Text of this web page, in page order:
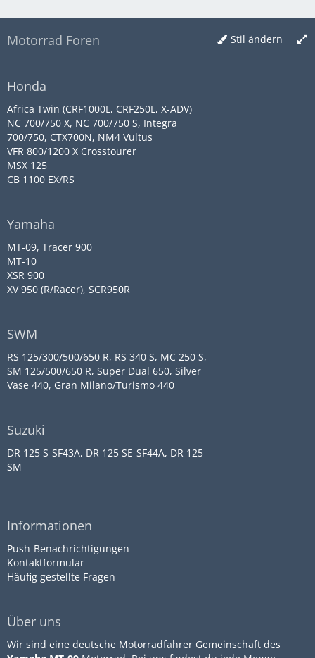
Stil ändern
Motorrad Foren
Honda
Africa Twin (CRF1000L, CRF250L, X-ADV)
NC 700/750 X, NC 700/750 S, Integra
700/750, CTX700N, NM4 Vultus
VFR 800/1200 X Crosstourer
MSX 125
CB 1100 EX/RS
Yamaha
MT-09, Tracer 900
MT-10
XSR 900
XV 950 (R/Racer), SCR950R
SWM
RS 125/300/500/650 R, RS 340 S, MC 250 S,
SM 125/500/650 R, Super Dual 650, Silver
Vase 440, Gran Milano/Turismo 440
Suzuki
DR 125 S-SF43A, DR 125 SE-SF44A, DR 125
SM
Informationen
Push-Benachrichtigungen
Kontaktformular
Häufig gestellte Fragen
Über uns
Wir sind eine deutsche Motorradfahrer Gemeinschaft des